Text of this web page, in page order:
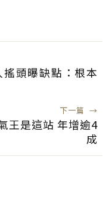
頭曝缺點：根本
下一篇 →
王是這站 年增逾4
成